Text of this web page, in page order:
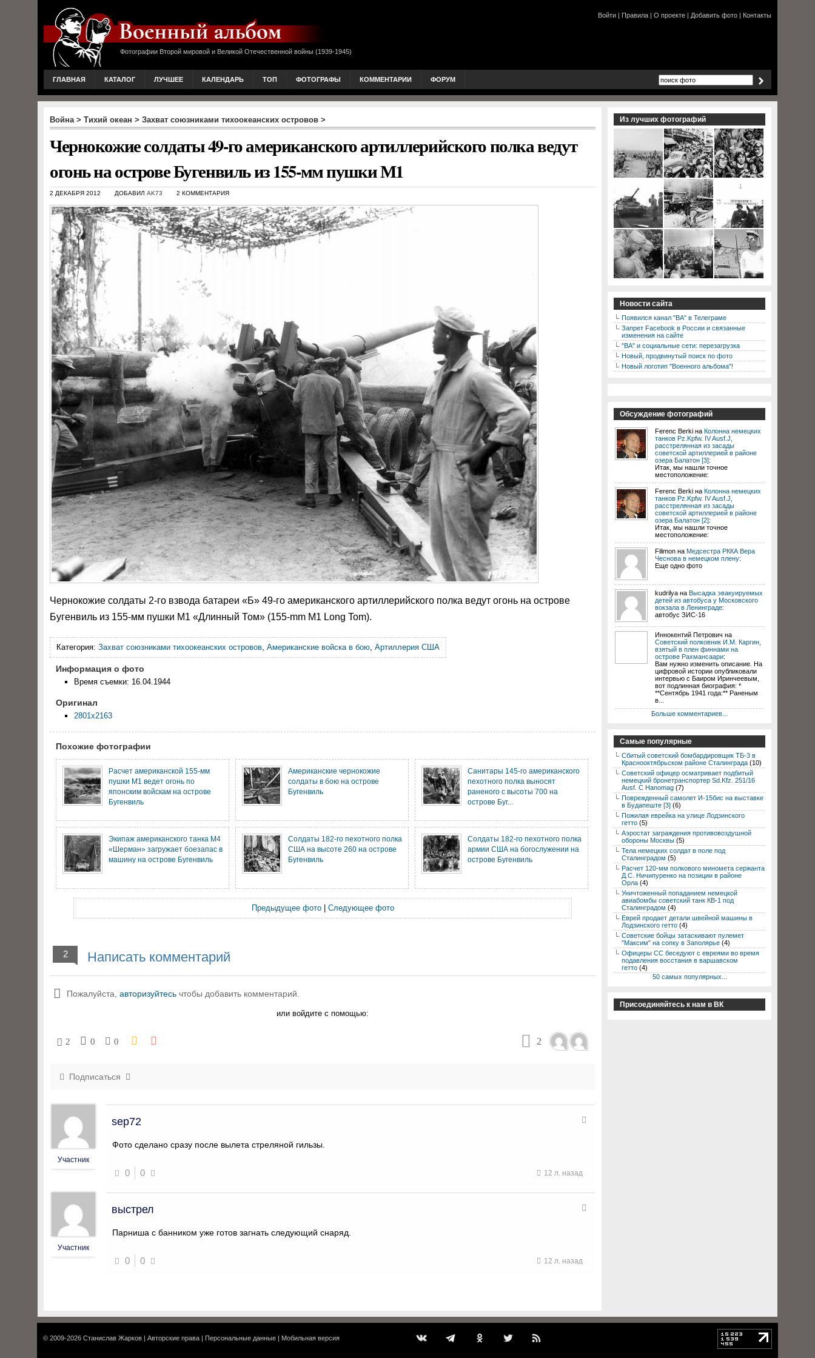
Фотографии Второй мировой и Великой Отечественной войны (1939-1945)
Войти | Правила | О проекте | Добавить фото | Контакты
ГЛАВНАЯ КАТАЛОГ ЛУЧШЕЕ КАЛЕНДАРЬ ТОП ФОТОГРАФЫ КОММЕНТАРИИ ФОРУМ
Война> Тихий океан > Захват союзниками тихоокеанских островов >
Чернокожие солдаты 49-го американского артиллерийского полка ведут
огонь на острове Бугенвиль из 155-мм пушки М1
2 ДЕКАБРЯ 2012 ДОБАВИЛ AK73 2 КОММЕНТАРИЯ
Чернокожие солдаты 2-го взвода батареи «Б» 49-го американского артиллерийского полка ведут огонь на острове
Бугенвиль из 155-мм пушки М1 «Длинный Том» (155-mm M1 Long Tom).
Категория: Захват союзниками тихоокеанских островов, Американские войска в бою, Артиллерия США
Информация о фото
Время съемки: 16.04.1944
Оригинал
2801x2163
Похожие фотографии
Расчет американской 155-мм
пушки М1 ведет огонь по
японским войскам на острове
Бугенвиль
Американские чернокожие
солдаты в бою на острове
Бугенвиль
Санитары 145-го американского
пехотного полка выносят
раненого с высоты 700 на
острове Буг...
Экипаж американского танка M4
«Шерман» загружает боезапас в
машину на острове Бугенвиль
Солдаты 182-го пехотного полка
США на высоте 260 на острове
Бугенвиль
Солдаты 182-го пехотного полка
армии США на богослужении на
острове Бугенвиль
Предыдущее фото| Следующее фото
2 Написать комментарий
Пожалуйста, авторизуйтесь чтобы добавить комментарий.
или войдите с помощью:
2 0 0 2
Подписаться
Участник
sep72
Фото сделано сразу после вылета стреляной гильзы.
0 0 12 л. назад
Участник
выстрел
Парниша с банником уже готов загнать следующий снаряд.
0 0 12 л. назад
Из лучших фотографий
Новости сайта
Появился канал "ВА" в Телеграме
Запрет Facebook в России и связанные
изменения на сайте
"ВА" и социальные сети: перезагрузка
Новый, продвинутый поиск по фото
Новый логотип "Военного альбома"!
Обсуждение фотографий
Ferenc Berki на Колонна немецких
танков Pz.Kpfw. IV Ausf.J,
расстрелянная из засады
советской артиллерией в районе
озера Балатон [3]:
Итак, мы нашли точное
местоположение:
Ferenc Berki на Колонна немецких
танков Pz.Kpfw. IV Ausf.J,
расстрелянная из засады
советской артиллерией в районе
озера Балатон [2]:
Итак, мы нашли точное
местоположение:
Filimon на Медсестра РККА Вера
Чеснова в немецком плену:
Еще одно фото
kudrilya на Высадка эвакуируемых
детей из автобуса у Московского
вокзала в Ленинграде:
автобус ЗИС-16
Иннокентий Петрович на
Советский полковник И.М. Каргин,
взятый в плен финнами на
острове Рахмансаари:
Вам нужно изменить описание. На
цифровой истории опубликовали
интервью с Баиром Иринчеевым,
вот подлинная биография: *
**Сентябрь 1941 года:** Раненым
в...
Больше комментариев...
Самые популярные
Сбитый советский бомбардировщик ТБ-3 в
Краснооктябрьском районе Сталинграда (10)
Советский офицер осматривает подбитый
немецкий бронетранспортер Sd.Kfz. 251/16
Ausf. C Hanomag (7)
Поврежденный самолет И-15бис на выставке
в Будапеште [3] (6)
Пожилая еврейка на улице Лодзинского
гетто (5)
Аэростат заграждения противовоздушной
обороны Москвы (5)
Тела немецких солдат в поле под
Сталинградом (5)
Расчет 120-мм полкового миномета сержанта
Д.С. Ничипуренко на позиции в районе
Орла (4)
Уничтоженный попаданием немецкой
авиабомбы советский танк КВ-1 под
Сталинградом (4)
Еврей продает детали швейной машины в
Лодзинского гетто (4)
Советские бойцы затаскивают пулемет
"Максим" на сопку в Заполярье (4)
Офицеры СС беседуют с евреями во время
подавления восстания в варшавском
гетто (4)
50 самых популярных...
Присоединяйтесь к нам в ВК
© 2009-2026 Станислав Жарков | Авторские права | Персональные данные | Мобильная версия